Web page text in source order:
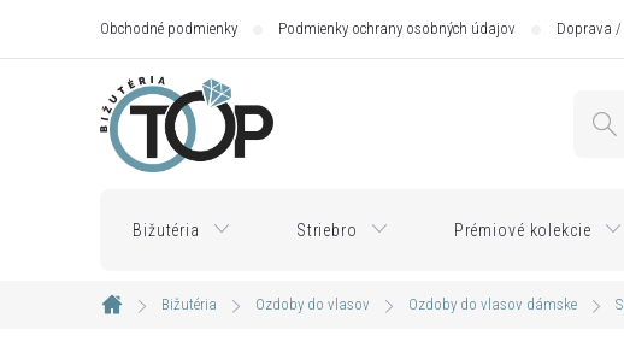
Obchodné podmienky Podmienky ochrany osobných údajov Doprava
Bižutéria Striebro Prémiové kolekcie
Domov
Bižutéria Ozdoby do vlasov Ozdoby do vlasov dámske